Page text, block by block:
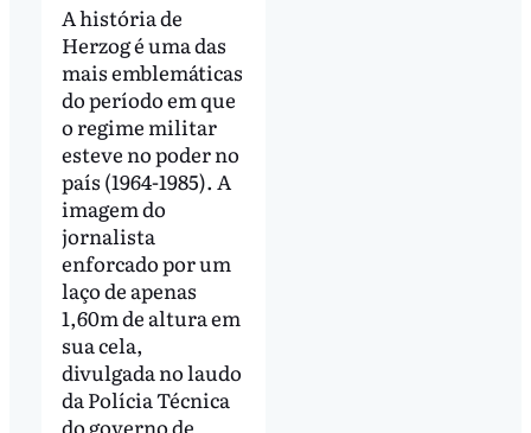
A história de
Herzog é uma das
mais emblemáticas
do período em que
o regime militar
esteve no poder no
país (1964-1985). A
imagem do
jornalista
enforcado por um
laço de apenas
1,60m de altura em
sua cela,
divulgada no laudo
da Polícia Técnica
do governo de